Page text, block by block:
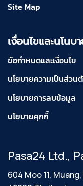
Site Map
เงื่อนไขและนโนบ
ข้อกำหนดและเงื่อนไข
นโยบายความเป็นส่วน
นโยบายการลบข้อมูล
นโยบายคุกกี้
Pasa24 Ltd.,
604 Moo 11,